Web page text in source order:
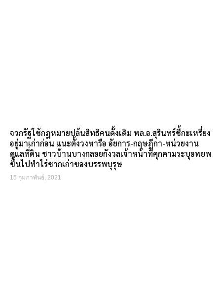
จวกรัฐใช้กฎหมายปล้นสิทธิคนดั้งเดิม พล.อ.สุรินทร์ชี้กะเหรี่ยง
อยู่มาเก่าก่อน แนะตั้งวงหารือ อัยการ-กฤษฎีกา-หน่วยงาน
ดูแลที่ดิน ชาวบ้านบางกลอยกังวลเจ้าหน้าที่คุกคามระบุอพยพ
ขึ้นไปทำไร่ซากเก่าของบรรพบุรุษ
15 กุมภาพันธ์, 2021